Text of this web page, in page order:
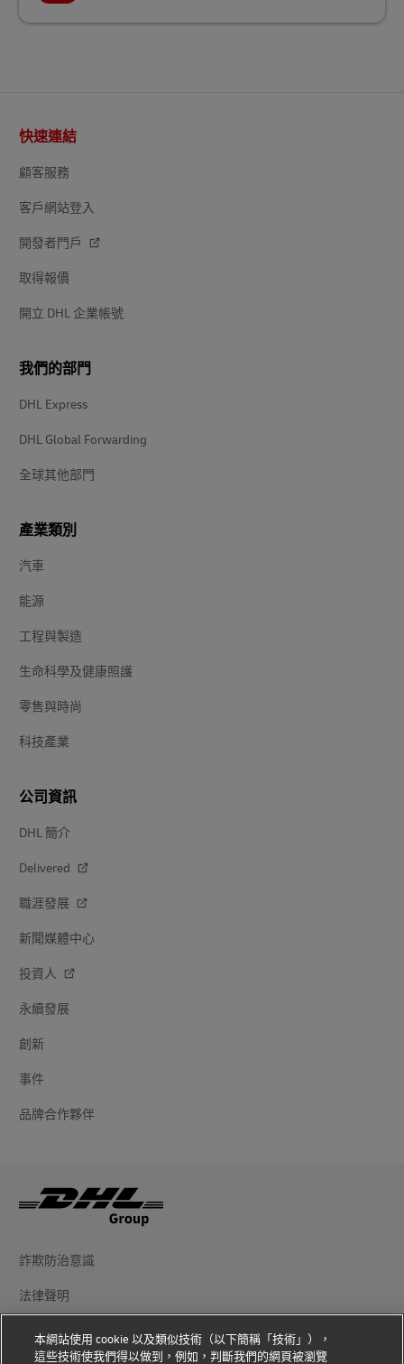
頁
尾
快速連結
顧客服務
客戶網站登入
開發者門戶
取得報價
開立 DHL 企業帳號
我們的部門
DHL Express
DHL Global Forwarding
全球其他部門
產業類別
汽車
能源
工程與製造
生命科學及健康照護
零售與時尚
科技產業
公司資訊
DHL 簡介
Delivered
職涯發展
新聞媒體中心
投資人
永續發展
創新
事件
品牌合作夥伴
詐欺防治意識
法律聲明
使用條款
本網站使用 cookie 以及類似技術（以下簡稱「技術」），
這些技術使我們得以做到，例如，判斷我們的網頁被瀏覽